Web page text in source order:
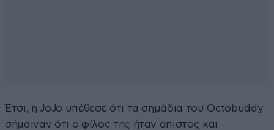
Έτσι, η JoJo υπέθεσε ότι τα σημάδια του Octobuddy
σήμαιναν ότι ο φίλος της ήταν άπιστος και